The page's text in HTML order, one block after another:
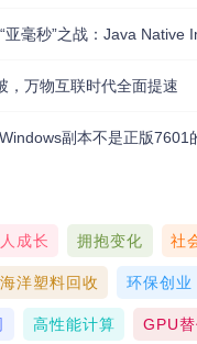
，万物互联时代全面提速
成长 拥抱变化 社
海洋塑料回收 环保创业
高性能计算 GPU